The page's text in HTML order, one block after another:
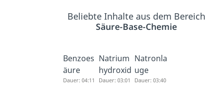
Beliebte Inhalte aus dem Bereich
Säure-Base-Chemie
Benzoes
äure
Dauer: 04:11
Natrium
hydroxid
Dauer: 03:01
Natronla
uge
Dauer: 03:40